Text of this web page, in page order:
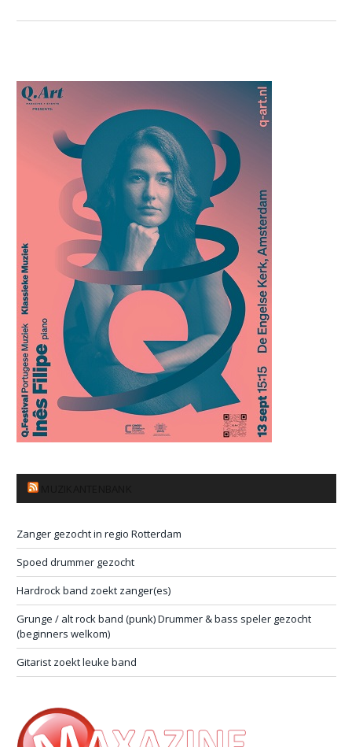
Zanger gezocht in regio Rotterdam
Spoed drummer gezocht
Hardrock band zoekt zanger(es)
Grunge / alt rock band (punk) Drummer & bass speler gezocht
(beginners welkom)
Gitarist zoekt leuke band